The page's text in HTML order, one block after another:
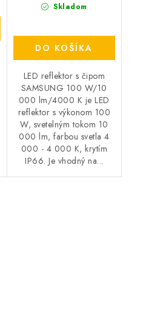
Skladom
DO KOŠÍKA
LED reflektor s čipom
SAMSUNG 100 W/10
000 lm/4000 K je LED
reflektor s výkonom 100
W, svetelným tokom 10
000 lm, farbou svetla 4
000 - 4 000 K, krytím
IP66. Je vhodný na...